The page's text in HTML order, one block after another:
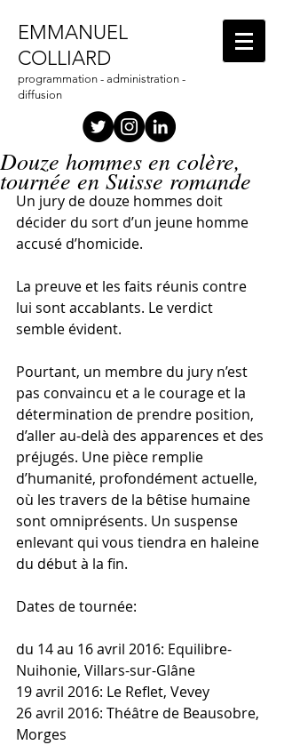
EMMANUEL
COLLIARD
programmation - administration -
diffusion
Douze hommes en colère,
tournée en Suisse romande
Un jury de douze hommes doit
décider du sort d’un jeune homme
accusé d’homicide.
La preuve et les faits réunis contre
lui sont accablants. Le verdict
semble évident.
Pourtant, un membre du jury n’est
pas convaincu et a le courage et la
détermination de prendre position,
d’aller au-delà des apparences et des
préjugés. Une pièce remplie
d’humanité, profondément actuelle,
où les travers de la bêtise humaine
sont omniprésents. Un suspense
enlevant qui vous tiendra en haleine
du début à la fin.
Dates de tournée:
du 14 au 16 avril 2016: Equilibre-
Nuihonie, Villars-sur-Glâne
19 avril 2016: Le Reflet, Vevey
26 avril 2016: Théâtre de Beausobre,
Morges